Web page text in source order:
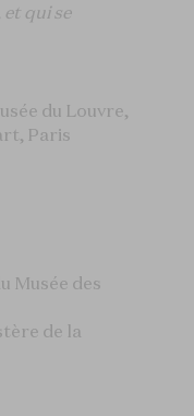
qui se
du Louvre,
Paris
Musée des
de la